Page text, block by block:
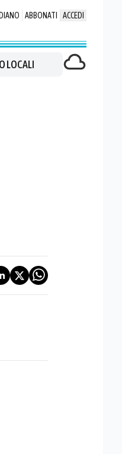
ABBONATI ACCEDI
LOCALI